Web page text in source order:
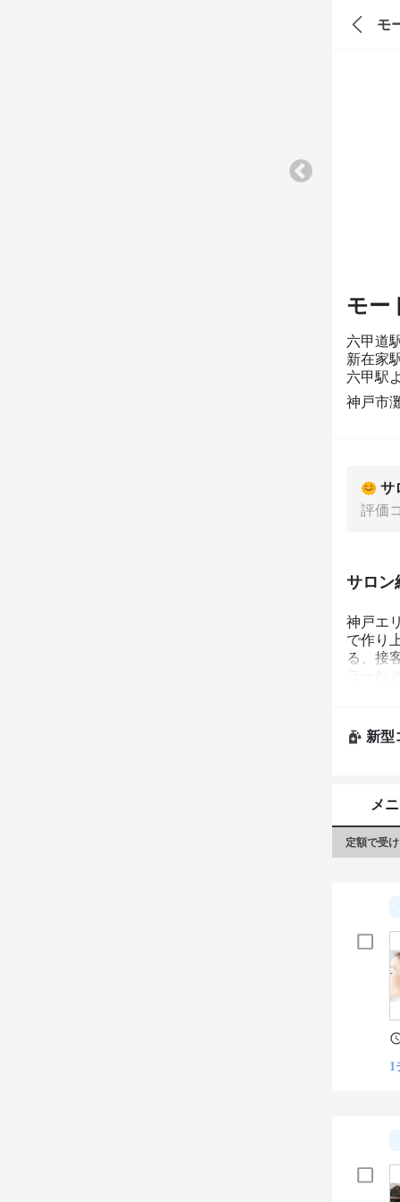
モ
モー
六甲道
新在家
六甲駅
神戸市
サ
評価
サロン
神戸エ
で作り
る、接
新型
メ
定額で受
1